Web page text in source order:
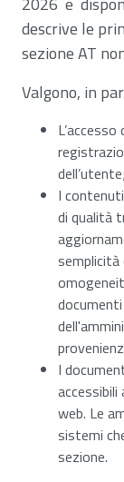
descrive le
sezione AT
Valgono, in
dell’utente;
I
di qualità
semplicità
I
web. Le
sistemi
sezione.